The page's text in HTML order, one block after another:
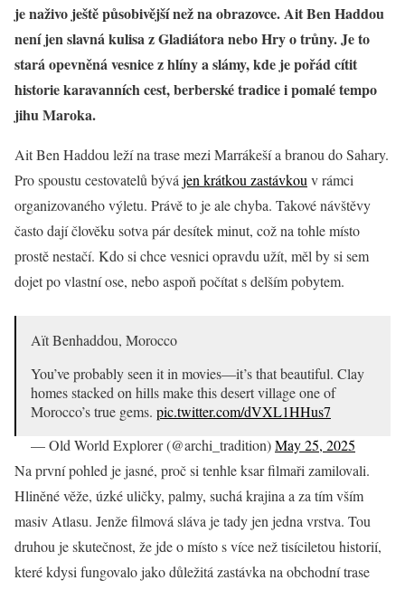
je naživo ještě působivější než na obrazovce. Ait Ben Haddou
není jen slavná kulisa z Gladiátora nebo Hry o trůny. Je to
stará opevněná vesnice z hlíny a slámy, kde je pořád cítit
historie karavanních cest, berberské tradice i pomalé tempo
jihu Maroka.
Ait Ben Haddou leží na trase mezi Marrákeší a branou do Sahary.
Pro spoustu cestovatelů bývájen krátkou zastávkouv rámci
organizovaného výletu. Právě to je ale chyba. Takové návštěvy
často dají člověku sotva pár desítek minut, což na tohle místo
prostě nestačí. Kdo si chce vesnici opravdu užít, měl by si sem
dojet po vlastní ose, nebo aspoň počítat s delším pobytem.
Aït Benhaddou, Morocco
You’ve probably seen it in movies—it’s that beautiful. Clay
homes stacked on hills make this desert village one of
Morocco’s true gems. pic.twitter.com/dVXL1HHus7
— Old World Explorer (@archi_tradition)May 25, 2025
Na první pohled je jasné, proč si tenhle ksar filmaři zamilovali.
Hliněné věže, úzké uličky, palmy, suchá krajina a za tím vším
masiv Atlasu. Jenže filmová sláva je tady jen jedna vrstva. Tou
druhou je skutečnost, že jde o místo s více než tisíciletou historií,
které kdysi fungovalo jako důležitá zastávka na obchodní trase